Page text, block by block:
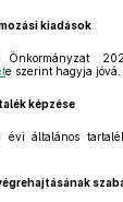
kiadások
e szerint hagyja jóvá.
képzése
évi általános